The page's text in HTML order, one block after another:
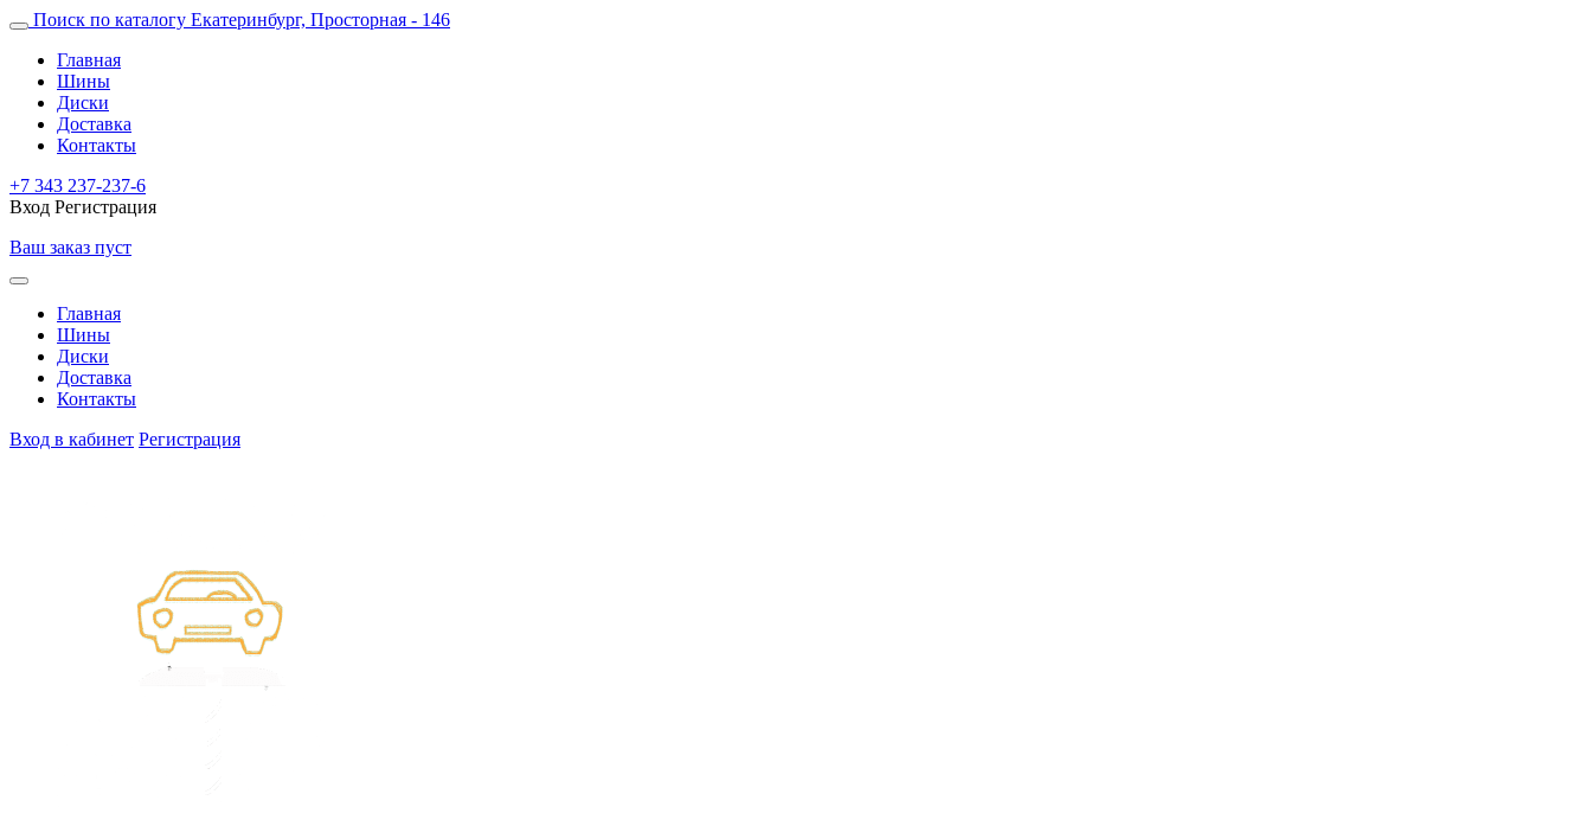
Поиск по каталогу Екатеринбург, Просторная - 146
Главная
Шины
Диски
Доставка
Контакты
+7 343 237-237-6
Вход Регистрация
Ваш заказ пуст
Главная
Шины
Диски
Доставка
Контакты
Вход в кабинет Регистрация